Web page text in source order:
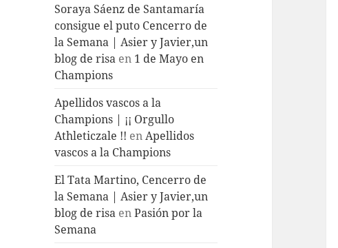
Soraya Sáenz de Santamaría
consigue el puto Cencerro de
la Semana | Asier y Javier,un
blog de risa en 1 de Mayo en
Champions
Apellidos vascos a la
Champions | ¡¡ Orgullo
Athleticzale !! enApellidos
vascos a la Champions
El Tata Martino, Cencerro de
la Semana | Asier y Javier,un
blog de risa enPasión por la
Semana